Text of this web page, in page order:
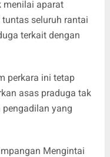
menilai aparat
seluruh rantai
terkait dengan
perkara ini tetap
asas praduga tak
yang
Mengintai